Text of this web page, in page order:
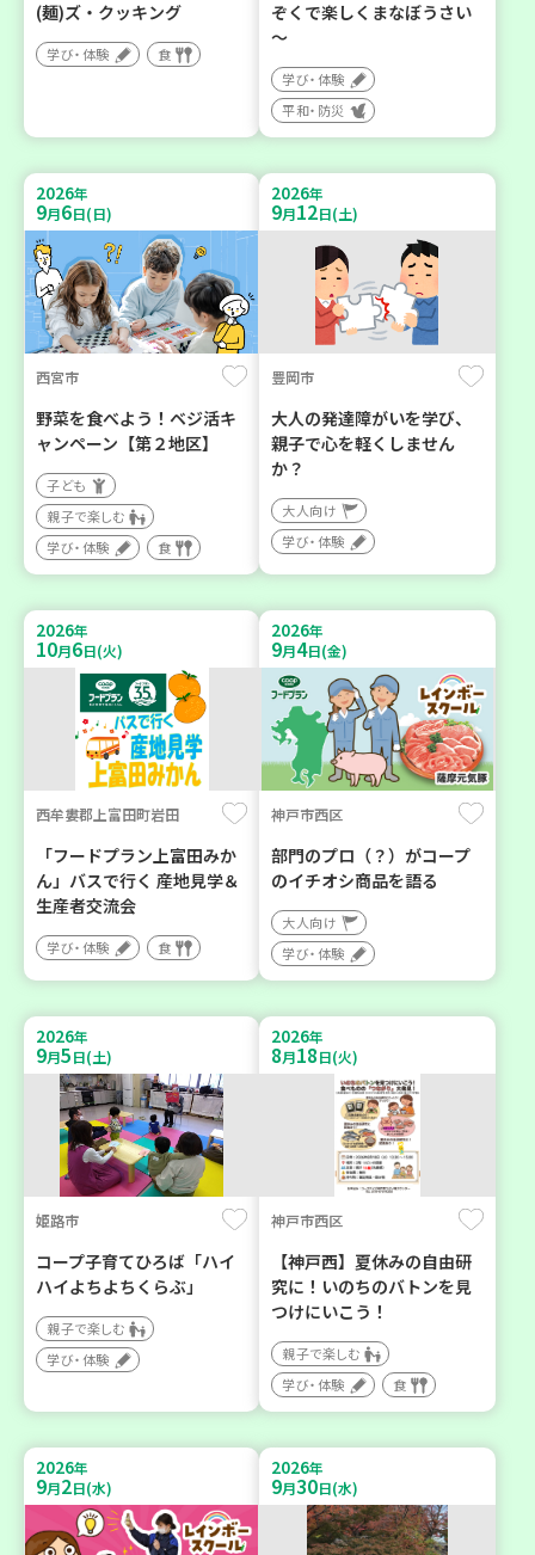
(麺)ズ・クッキング
学び・体験 食
ぞくで楽しくまなぼうさい
～
学び・体験
平和・防災
2026年
9月6日(日)
西宮市
野菜を食べよう！ベジ活キ
ャンペーン【第２地区】
子ども
親子で楽しむ
学び・体験
食
2026年
9月12日(土)
豊岡市
大人の発達障がいを学び、
親子で心を軽くしません
か？
大人向け
学び・体験
2026年
10月6日(火)
西牟婁郡上富田町岩田
「フードプラン上富田みか
ん」バスで行く 産地見学＆
生産者交流会
学び・体験 食
2026年
9月4日(金)
神戸市西区
部門のプロ（？）がコープ
のイチオシ商品を語る
大人向け
学び・体験
2026年
9月5日(土)
姫路市
コープ子育てひろば「ハイ
ハイよちよちくらぶ」
親子で楽しむ
学び・体験
2026年
8月18日(火)
神戸市西区
【神戸西】夏休みの自由研
究に！いのちのバトンを見
つけにいこう！
親子で楽しむ
学び・体験
食
2026年
9月2日(水)
2026年
9月30日(水)